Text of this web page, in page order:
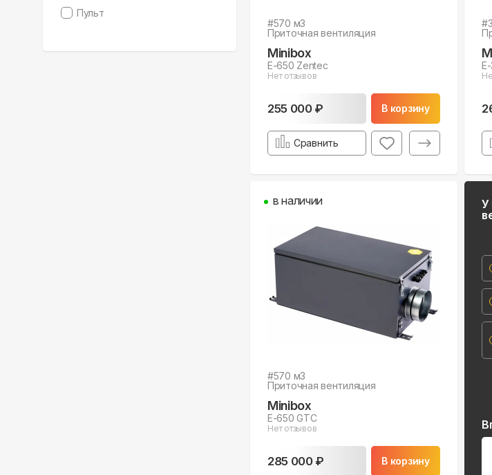
Пульт
#570 м3
Приточная вентиляция
Minibox
E-650 Zentec
Нет отзывов
255 000 ₽ В корзину
Сравнить
#
#570 м3
Приточная вентиляция
Minibox
E-650 GTC
Нет отзывов
285 000 ₽ В корзину
в наличии
У